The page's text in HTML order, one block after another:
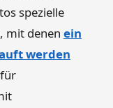
spezielle
mit denen ein
werden